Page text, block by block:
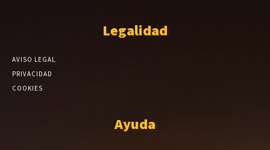
Legalidad
AVISO LEGAL
PRIVACIDAD
COOKIES
Ayuda